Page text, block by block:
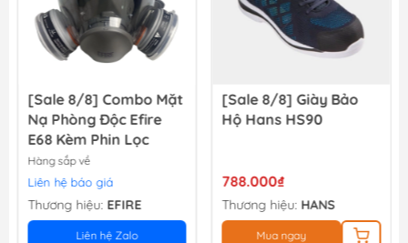
[Sale 8/8] Combo Mặt
Nạ Phòng Độc Efire
E68 Kèm Phin Lọc
Hàng sắp về
Liên hệ báo giá
Thương hiệu: EFIRE
Liên hệ Zalo
[Sale 8/8] Giày Bảo
Hộ Hans HS90
788.000₫
Thương hiệu: HANS
Mua ngay